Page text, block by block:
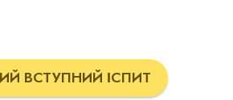
ВСТУПНИЙ ІСПИТ